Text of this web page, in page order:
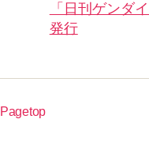
「日刊ゲンダ
発行
Pagetop